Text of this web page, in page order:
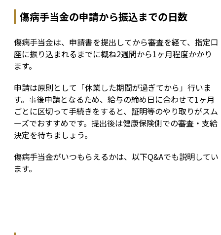
傷病手当金の申請から振込までの日数
傷病手当金は、申請書を提出してから審査を経て、指定口
座に振り込まれるまでに概ね2週間から1ヶ月程度かかり
ます。
申請は原則として「休業した期間が過ぎてから」行いま
す。事後申請となるため、給与の締め日に合わせて1ヶ月
ごとに区切って手続きをすると、証明等のやり取りがスム
ーズでおすすめです。提出後は健康保険側での審査・支給
決定を待ちましょう。
傷病手当金がいつもらえるかは、以下Q&Aでも説明してい
ます。